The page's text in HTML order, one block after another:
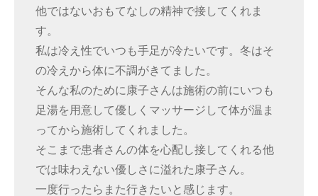
他ではないおもてなしの精神で接してくれま
す。
私は冷え性でいつも手足が冷たいです。冬はそ
の冷えから体に不調がきてました。
そんな私のために康子さんは施術の前にいつも
足湯を用意して優しくマッサージして体が温ま
ってから施術してくれました。
そこまで患者さんの体を心配し接してくれる他
では味わえない優しさに溢れた康子さん。
一度行ったらまた行きたいと感じます。